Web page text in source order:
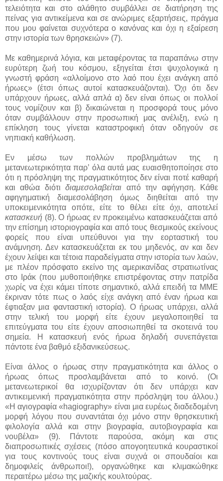
τελειότητα και στο αλάθητο συμβάλλει σε διατήρηση της
πείνας για αντικείμενα και σε ανώριμες εξαρτήσεις, πράγμα
που μου φαίνεται συχνότερα ο κανόνας και όχι η εξαίρεση
στην ιστορία των θρησκειών» (7).
Με καθημερινά λόγια, και μεταφέροντας τα παραπάνω στην
ευρύτερη ζωή του κόσμου, εξηγείται έτσι ψυχολογικά η
γνωστή φράση «αλλοίμονο στο λαό που έχει ανάγκη από
ήρωες» (έτσι όπως αυτοί κατασκευάζονται). Όχι ότι δεν
υπάρχουν ήρωες, αλλά απλά α) δεν είναι όπως οι πολλοί
τους νομίζουν και β) δικαιώνεται η προσφορά τους μόνο
όταν συμβάλλουν στην προσωπική μας ανέλιξη, ενώ η
επίκληση τους γίνεται καταστροφική όταν οδηγούν σε
νηπιακή καθήλωση.
Εν μέσω των πολλών προβλημάτων της η
μετανεωτερικότητα παρ’ όλα αυτά μας ευαισθητοποίησε στο
ότι η πρόσληψη της πραγματικότητος δεν είναι ποτέ καθαρή
και αθώα διότιδιαμεσολαβείται από την αφήγηση. Κάθε
αφηγηματική διαμεσολάβηση όμως διηθείται από την
υποκειμενικότητα οπότε, είτε το θέλει είτε όχι, αποτελεί
κατασκευή (8). Ο ήρωας εν προκειμένω κατασκευάζεται από
την επίσημη ιστοριογραφία και από τους θεσμικούς εκείνους
φορείς που είναι υπεύθυνοι για την εορταστική του
ανάμνηση. Δεν κατασκευάζεται εκ του μηδενός, αν και δεν
έχουν λείψει και τέτοια παραδείγματα στην ιστορία των λαών,
με πλέον πρόσφατο εκείνο της αμερικανίδας στρατιωτίνας
στο Ιράκ (που μυθοποιήθηκε επιστρέφοντας στην πατρίδα
χωρίς να έχει κάμει τίποτε σημαντικό, αλλά επειδή τα ΜΜΕ
έκριναν τότε πως ο λαός είχε ανάγκη από έναν ήρωα και
έφτιαξαν μια φανταστική ιστορία). Ο ήρωας υπάρχει, αλλά
στην τελική του μορφή είτε έχουν μεγαλοποιηθεί τα
επιτεύγματα του είτε έχουν αποσιωπηθεί τα σκοτεινά του
σημεία. Η κατασκευή ενός ήρωα δηλαδή συνεπάγεται
πάντοτε ένα βαθμό εξιδανικεύσεως.
Είναι άλλος ο ήρωας στην πραγματικότητα και άλλος ο
ήρωας όπως προσλαμβάνεται από το κοινό. (Οι
μετανεωτερικοί θα ισχυρίζονταν ότι δεν υπάρχει καν
αντικειμενική πραγματικότητα στην πρόσληψη του άλλου.)
«Η αγιογραφία «hagiography» είναι μια ευρέως διαδεδομένη
μορφή λόγου που συναντάται όχι μόνο στην θρησκευτική
φιλολογία αλλά και στην βιογραφία, αυτοβιογραφία και
νουβέλα» (9). Πάντοτε παρούσα, ακόμη και στις
διαπροσωπικές σχέσεις (πόσο απογοητευτικά κουραστικοί
για τους κοντινούς τους είναι συχνά οι σπουδαίοι και
δημοφιλείς άνθρωποι!), οργανώθηκε και κλιμακώθηκε
περαιτέρω μέσω της μαζικής κουλτούρας.